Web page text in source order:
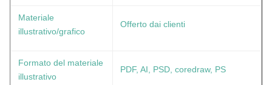
Materiale
illustrativo/grafico
Offerto dai clienti
Formato del materiale
illustrativo
PDF, AI, PSD, coredraw, PS